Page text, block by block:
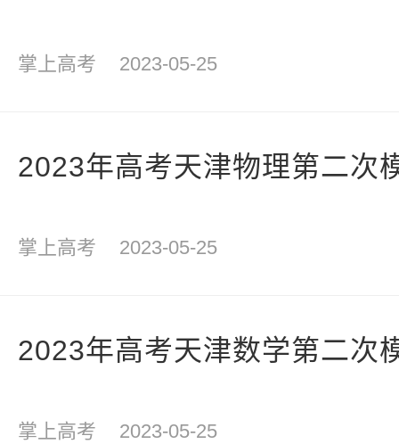
掌上高考 2023-05-25
2023年高考天津物理第二次
掌上高考 2023-05-25
2023年高考天津数学第二次
掌上高考 2023-05-25